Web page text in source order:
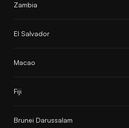
Zambia
El Salvador
Macao
Fiji
Brunei Darussalam